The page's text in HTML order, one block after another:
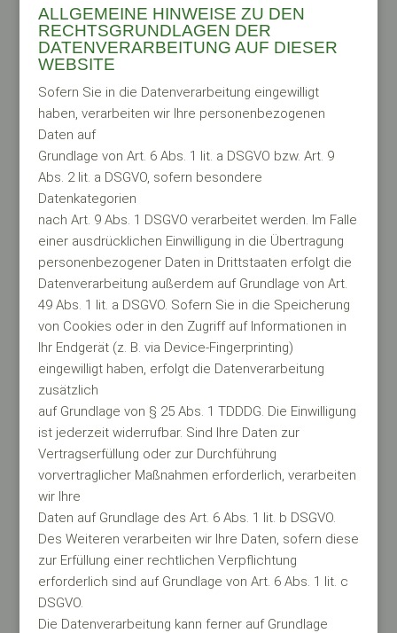
ALLGEMEINE HINWEISE ZU DEN
RECHTSGRUNDLAGEN DER
DATENVERARBEITUNG AUF DIESER
WEBSITE
Sofern Sie in die Datenverarbeitung eingewilligt
haben, verarbeiten wir Ihre personenbezogenen
Daten auf
Grundlage von Art. 6 Abs. 1 lit. a DSGVO bzw. Art. 9
Abs. 2 lit. a DSGVO, sofern besondere
Datenkategorien
nach Art. 9 Abs. 1 DSGVO verarbeitet werden. Im Falle
einer ausdrücklichen Einwilligung in die Übertragung
personenbezogener Daten in Drittstaaten erfolgt die
Datenverarbeitung außerdem auf Grundlage von Art.
49 Abs. 1 lit. a DSGVO. Sofern Sie in die Speicherung
von Cookies oder in den Zugriff auf Informationen in
Ihr Endgerät (z. B. via Device-Fingerprinting)
eingewilligt haben, erfolgt die Datenverarbeitung
zusätzlich
auf Grundlage von § 25 Abs. 1 TDDDG. Die Einwilligung
ist jederzeit widerrufbar. Sind Ihre Daten zur
Vertragserfüllung oder zur Durchführung
vorvertraglicher Maßnahmen erforderlich, verarbeiten
wir Ihre
Daten auf Grundlage des Art. 6 Abs. 1 lit. b DSGVO.
Des Weiteren verarbeiten wir Ihre Daten, sofern diese
zur Erfüllung einer rechtlichen Verpflichtung
erforderlich sind auf Grundlage von Art. 6 Abs. 1 lit. c
DSGVO.
Die Datenverarbeitung kann ferner auf Grundlage